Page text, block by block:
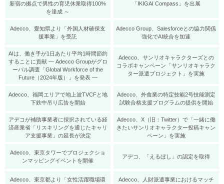
新宿の拠点で男性の育児休業取得100%
を達成 ～
「IKIGAI Compass」を出展
Adecco、愛知県より「外国人材確保支
援事業」を受託
Adecco Group、Salesforceとの協力関係
強化でAI統合を加速
AIは、働き手が1日あたり平均1時間節約
することに貢献 ― Adecco Groupがグロ
ーバル調査「Global Workforce of the
Future（2024年版）」を発表 ―
Adecco、サンリオキャラクターズとの
コラボキャンペーン「サンリオキャラク
ター派遣プロジェクト」を実施
Adecco、福岡エリアで地上波TVCFと地
下鉄中吊り広告を開始
Adecco、外食業の特定技能2号技能測定
試験合格支援プログラムの提供を開始
アデコが補助事業者に採択されている経
済産業省「リスキリングを通じたキャリ
ア支援事業」の延長が決定
Adecco、X（旧：Twitter）で「一緒に働
きたいサンリオキャラクター投稿キャン
ペーン」を実施
Adecco、東京タワーでプロジェクショ
ンマッピングイベントを開催
アデコ、「えるぼし」の認定を取得
Adecco、東京都より「女性活躍職場環
Adecco、人財派遣事業におけるマッチ